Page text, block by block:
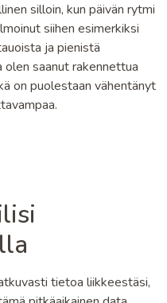
silloin, kun päivän rytmi
siihen esimerkiksi
ja pienistä
saanut rakennettua
on puolestaan vähentänyt
tietoa liikkeestäsi,